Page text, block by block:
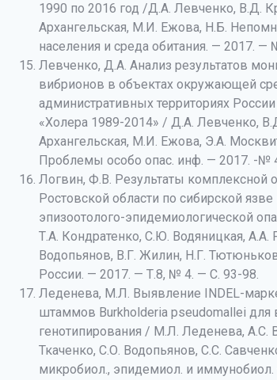
1990 по 2016 год /Д.А. Левченко, В.Д.
Архангельская, М.И. Ежова, Н.Б.
населения и среда обитания. — 2017.
Левченко, Д.А. Анализ результатов
вибрионов в объектах окружающей
административных территориях
«Холера 1989-2014» / Д.А. Левченко,
Архангельская, М.И. Ежова, Э.А.
Проблемы особо опас. инф. — 2017. -№
Логвин, Ф.В. Результаты комплексной
Ростовской области по сибирской язве
эпизоотолого-эпидемиологической
Т.А. Кондратенко, С.Ю. Водяницкая,
Водопьянов, В.Г. Жилин, Н.Г.
России. — 2017. — Т.8, № 4. — С. 93-98.
Леденева, М.Л. Выявление INDEL-
штаммов Burkholderia pseudomallei для
генотипирования / М.Л. Леденева, А.С.
Ткаченко, С.О. Водопьянов, С.С.
микробиол., эпидемиол. и